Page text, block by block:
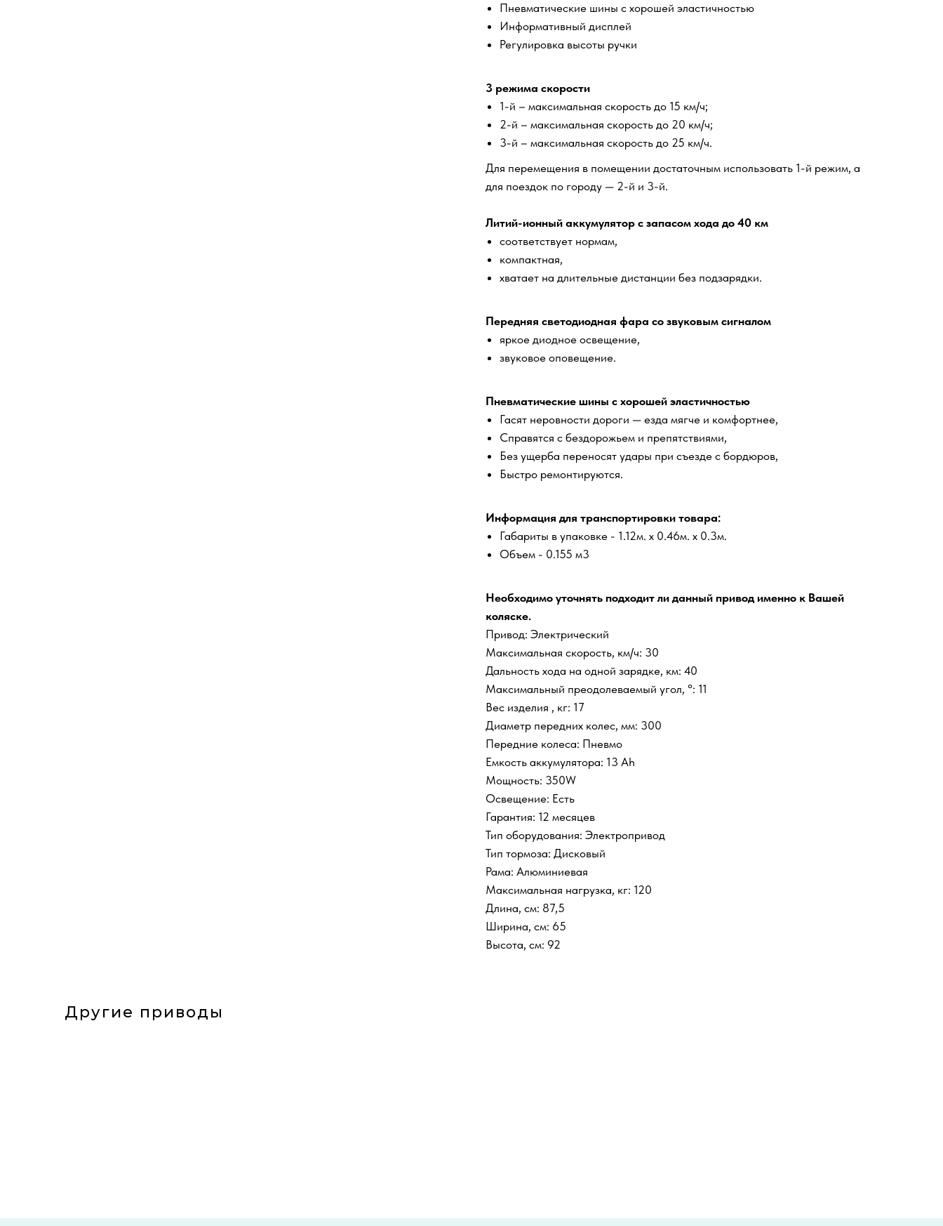
Пневматические шины с хорошей эластичностью
Информативный дисплей
Регулировка высоты ручки
3 режима скорости
1-й – максимальная скорость до 15 км/ч;
2-й – максимальная скорость до 20 км/ч;
3-й – максимальная скорость до 25 км/ч.
Для перемещения в помещении достаточным использовать 1-й режим, а
для поездок по городу — 2-й и 3-й.
Литий-ионный аккумулятор с запасом хода до 40 км
соответствует нормам,
компактная,
хватает на длительные дистанции без подзарядки.
Передняя светодиодная фара со звуковым сигналом
яркое диодное освещение,
звуковое оповещение.
Пневматические шины с хорошей эластичностью
Гасят неровности дороги — езда мягче и комфортнее,
Справятся с бездорожьем и препятствиями,
Без ущерба переносят удары при съезде с бордюров,
Быстро ремонтируются.
Информация для транспортировки товара:
Габариты в упаковке - 1.12м. x 0.46м. x 0.3м.
Объем - 0.155 м3
Необходимо уточнять подходит ли данный привод именно к Вашей
коляске.
Привод: Электрический
Максимальная скорость, км/ч: 30
Дальность хода на одной зарядке, км: 40
Максимальный преодолеваемый угол, °: 11
Вес изделия , кг: 17
Диаметр передних колес, мм: 300
Передние колеса: Пневмо
Емкость аккумулятора: 13 Аh
Мощность: 350W
Освещение: Есть
Гарантия: 12 месяцев
Тип оборудования: Электропривод
Тип тормоза: Дисковый
Рама: Алюминиевая
Максимальная нагрузка, кг: 120
Длина, см: 87,5
Ширина, см: 65
Высота, см: 92
Другие приводы